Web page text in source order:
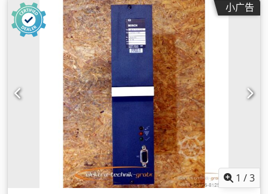
小广告
1 /3